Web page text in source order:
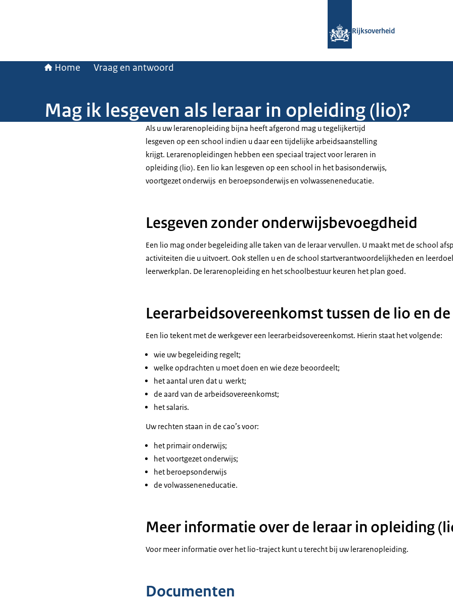
Rijksoverheid
Home Vraag en antwoord
Mag ik lesgeven als leraar in opleiding (lio)?
Als u uw lerarenopleiding bijna heeft afgerond mag u tegelijkertijd
lesgeven op een school indien u daar een tijdelijke arbeidsaanstelling
krijgt. Lerarenopleidingen hebben een speciaal traject voor leraren in
opleiding (lio). Een lio kan lesgeven op een school in het basisonderwijs,
voortgezet onderwijs en beroepsonderwijs en volwasseneneducatie.
Lesgeven zonder onderwijsbevoegdheid
Een lio mag onder begeleiding alle taken van de leraar vervullen. U maakt met de school
activiteiten die u uitvoert. Ook stellen u en de school startverantwoordelijkheden en
leerwerkplan. De lerarenopleiding en het schoolbestuur keuren het plan goed.
Leerarbeidsovereenkomst tussen de lio en
Een lio tekent met de werkgever een leerarbeidsovereenkomst. Hierin staat het volgende:
wie uw begeleiding regelt;
welke opdrachten u moet doen en wie deze beoordeelt;
het aantal uren dat u werkt;
de aard van de arbeidsovereenkomst;
het salaris.
Uw rechten staan in de cao’s voor:
het primair onderwijs;
het voortgezet onderwijs;
het beroepsonderwijs
de volwasseneneducatie.
Meer informatie over de leraar in opleiding
Voor meer informatie over het lio-traject kunt u terecht bij uw lerarenopleiding.
Documenten